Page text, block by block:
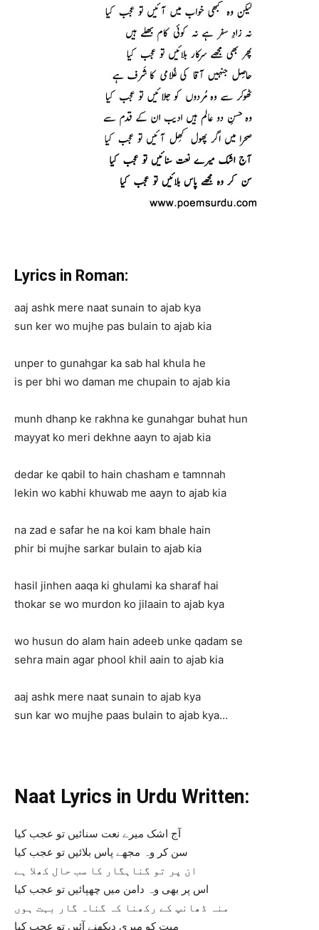
Lyrics in Roman:
aaj ashk mere naat sunain to ajab kya
sun ker wo mujhe pas bulain to ajab kia
unper to gunahgar ka sab hal khula he
is per bhi wo daman me chupain to ajab kia
munh dhanp ke rakhna ke gunahgar buhat hun
mayyat ko meri dekhne aayn to ajab kia
dedar ke qabil to hain chasham e tamnnah
lekin wo kabhi khuwab me aayn to ajab kia
na zad e safar he na koi kam bhale hain
phir bi mujhe sarkar bulain to ajab kia
hasil jinhen aaqa ki ghulami ka sharaf hai
thokar se wo murdon ko jilaain to ajab kya
wo husun do alam hain adeeb unke qadam se
sehra main agar phool khil aain to ajab kia
aaj ashk mere naat sunain to ajab kya
sun kar wo mujhe paas bulain to ajab kya…
Naat Lyrics in Urdu Written:
آج اشک میرے نعت سنائیں تو عجب کیا
سن کر وہ مجھے پاس بلائیں تو عجب کیا
ان پر تو گناہگار کا سب حال کھلا ہے
اس پر بھی وہ دامن میں چھپائیں تو عجب کیا
منہ ڈھانپ کے رکھنا کہ گناہ گار بہت ہوں
میت کو میری دیکھنے آئیں تو عجب کیا